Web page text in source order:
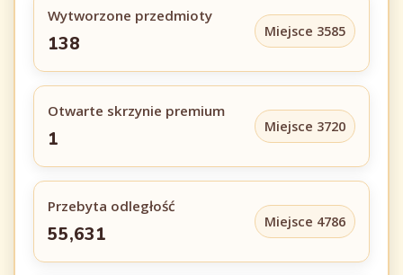
Wytworzone przedmioty
138
Miejsce 3585
Otwarte skrzynie premium
1
Miejsce 3720
Przebyta odległość
55,631
Miejsce 4786